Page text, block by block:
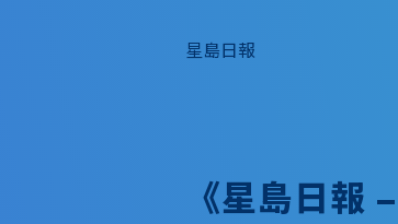
星島日報
《星島日報